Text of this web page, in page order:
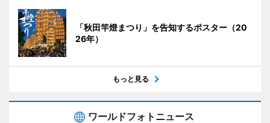
「秋田竿燈まつり」を告知するポスター（20
26年）
もっと見る
ワールドフォトニュース